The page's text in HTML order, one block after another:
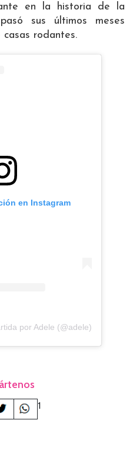
en la historia de la
sus últimos meses
rodantes.
en Instagram
por Adele (@adele)
1